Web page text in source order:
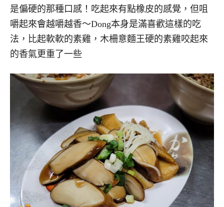
是偏硬的那種口感！吃起來有點橡皮的感覺，但咀
嚼起來會越嚼越香～Dong本身是滿喜歡這樣的吃
法，比起軟軟的素雞，木柵意麵王硬的素雞咬起來
的香氣更重了一些